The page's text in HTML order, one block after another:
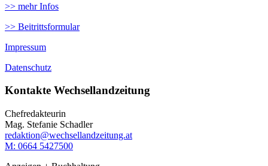
>> mehr Infos
>> Beitrittsformular
Impressum
Datenschutz
Kontakte Wechsellandzeitung
Chefredakteurin
Mag. Stefanie Schadler
redaktion@wechsellandzeitung.at
M: 0664 5427500‬